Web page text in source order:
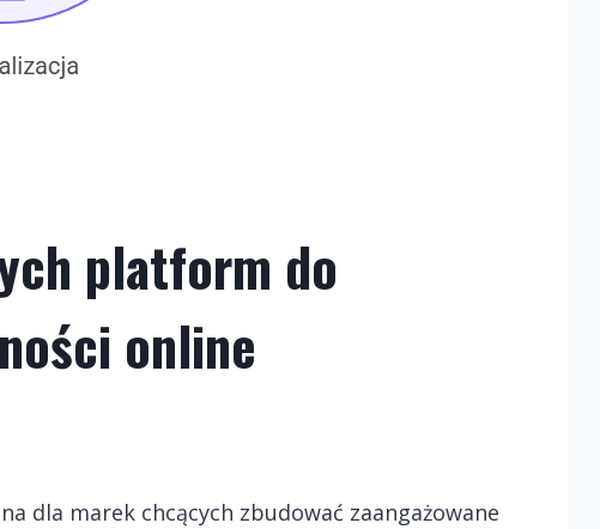
platform do
online
dla marek chcących zbudować zaangażowane